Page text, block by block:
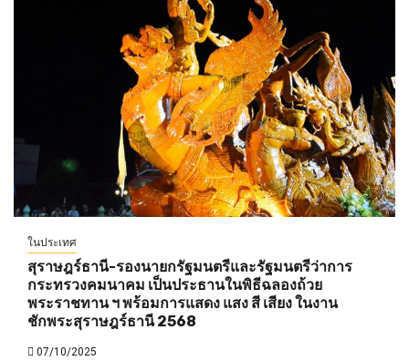
ในประเทศ
สุราษฎร์ธานี-รองนายกรัฐมนตรีและรัฐมนตรีว่าการ
กระทรวงคมนาคม เป็นประธานในพิธีฉลองถ้วย
พระราชทาน ฯ พร้อมการแสดง แสง สี เสียง ในงาน
ชักพระสุราษฎร์ธานี 2568
07/10/2025